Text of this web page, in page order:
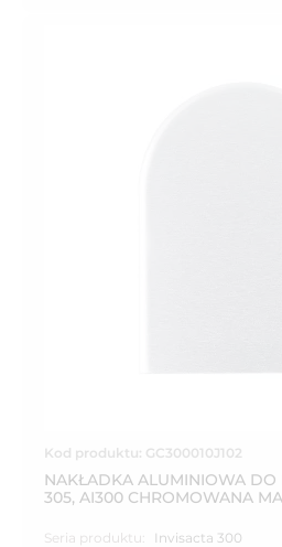
Kod produktu: GC300010J102
NAKŁADKA ALUMINIOWA DO
305, AI300 CHROMOWANA
Seria produktu:
Invisacta 300